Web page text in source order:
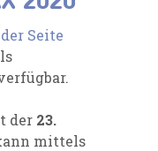
Seite
der 23.
mittels